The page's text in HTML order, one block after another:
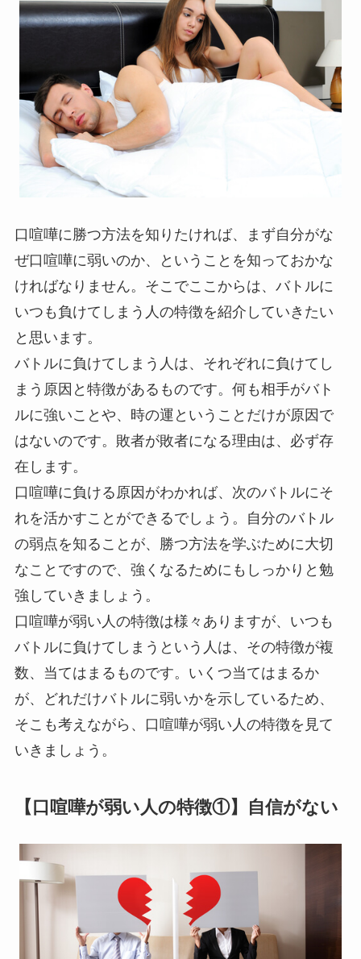
口喧嘩に勝つ方法を知りたければ、まず自分がな
ぜ口喧嘩に弱いのか、ということを知っておかな
ければなりません。そこでここからは、 バトルに
いつも負けてしまう人の特徴を紹介していきたい
と思います。
バトルに負けてしまう人は、それぞれに負けてし
まう原因と特徴があるものです。何も相手がバト
ルに強いことや、時の運ということだけが原因で
はないのです。敗者が敗者になる理由は、必ず存
在します。
口喧嘩に負ける原因がわかれば、次のバトルにそ
れを活かすことができるでしょう。
自分のバトル
の弱点を知ることが、勝つ方法を学ぶために大切
なことですので、強くなるためにもしっかりと勉
強していきましょう。
口喧嘩が弱い人の特徴は様々ありますが、いつも
バトルに負けてしまうという人は、その特徴が複
数、当てはまるものです。いくつ当てはまるか
が、どれだけバトルに弱いかを示しているため、
そこも考えながら、口喧嘩が弱い人の特徴を見て
いきましょう。
【口喧嘩が弱い人の特徴①】自信がない